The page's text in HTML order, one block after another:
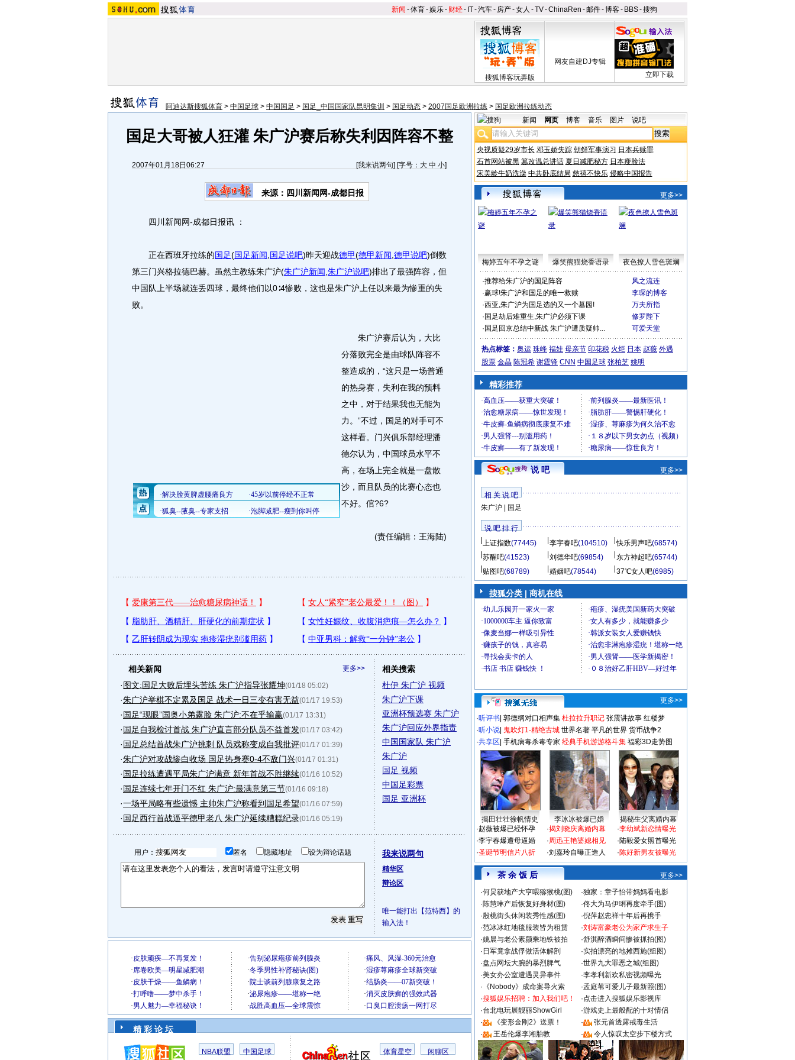
新闻 -体育-娱乐- 财经- IT-汽车- 房产-女人 -TV-ChinaRen -邮件-博客- BBS-搜狗
搜狐博客玩弄版
网友自建DJ专辑
立即下载
阿迪达斯搜狐体育 > 中国足球 > 中国国足 > 国足_中国国家队昆明集训 > 国足动态 > 2007国足欧洲拉练 > 国足欧洲拉练动态
国足大哥被人狂灌 朱广沪赛后称失利因阵容不整
2007年01月18日06:27 [我来说两句] [字号： 大 中 小]
来源：四川新闻网-成都日报
四川新闻网-成都日报讯 ：
正在西班牙拉练的国足(国足新闻 国足说吧)昨天迎战德甲(德甲新闻 德甲说吧)倒数
第三门兴格拉德巴赫。虽然主教练朱广沪(朱广沪新闻 朱广沪说吧)排出了最强阵容，但
中国队上半场就连丢四球，最终他们以0∶4惨败，这也是朱广沪上任以来最为惨重的失
败。
朱广沪赛后认为，大比
分落败完全是由球队阵容不
整造成的，“这只是一场普通
的热身赛，失利在我的预料
之中，对于结果我也无能为
力。”不过，国足的对手可不
这样看。门兴俱乐部经理潘
德尔认为，中国球员水平不
高，在场上完全就是一盘散
沙，而且队员的比赛心态也
不好。倌?6?
(责任编辑：王海陆)
更多>>
相关新闻
·图文:国足大败后埋头苦练 朱广沪指导张耀坤(01/18 05:02)
·朱广沪举棋不定累及国足 战术一日三变有害无益(01/17 19:53)
·国足“现眼”国奥小弟露脸 朱广沪:不在乎输赢(01/17 13:31)
·国足自我检讨首战 朱广沪直言部分队员不益首发(01/17 03:42)
·国足总结首战朱广沪挑刺 队员戏称变成自我批评(01/17 01:39)
·朱广沪对攻战惨白收场 国足热身赛0-4不敌门兴(01/17 01:31)
·国足拉练遭遇平局朱广沪满意 新年首战不胜继续(01/16 10:52)
·国足连续七年开门不红 朱广沪:最满意第三节(01/16 09:18)
·一场平局略有些遗憾 主帅朱广沪称看到国足希望(01/16 07:59)
·国足西行首战逼平德甲老八 朱广沪延续糟糕纪录(01/16 05:19)
相关搜索
杜伊 朱广沪 视频
朱广沪下课
亚洲杯预选赛 朱广沪
朱广沪回应外界指责
中国国家队 朱广沪
朱广沪
国足 视频
中国足彩票
国足 亚洲杯
用户： 匿名 隐藏地址 设为辩论话题 我来说两句
精华区
辩论区
唯一能打出【范特西】的
输入法！
精 彩 论 坛
NBA联盟 中国足球 体育星空 闲聊区
新闻 网页 博客 音乐 图片 说吧
央视质疑29岁市长 邓玉娇失踪 朝鲜军事演习 日本兵赎罪
石首网站被黑 篡改温总讲话 夏日减肥秘方 日本瘦脸法
宋美龄牛奶洗澡 中共卧底结局 慈禧不快乐 侵略中国报告
更多>>
梅婷五年不孕之谜 爆笑熊猫烧香语录 夜色撩人雪色斑斓
·推荐给朱广沪的国足阵容
风之流连
·赢球!朱广沪和国足的唯一救赎
李琛的博客
·西亚,朱广沪为国足选的又一个墓园!
万夫所指
· 国足劫后难重生,朱广沪必须下课
修罗陛下
· 国足回京总结中新战 朱广沪遭质疑帅... 可爱天堂
热点标签： 奥运 珠峰 福娃 母亲节 印花税 火炬 日本 赵薇 外遇
股票 金晶 陈冠希 谢霆锋 CNN 中国足球 张柏芝 姚明
精彩推荐
说 吧 更多>>
相 关 说 吧
朱广沪| 国足
说 吧 排 行
上证指数(77445) 李宇春吧(104510) 快乐男声吧(68574)
苏醒吧(41523) 刘德华吧(69854) 东方神起吧(65744)
贴图吧(68789) 婚姻吧(78544) 37℃女人吧(6985)
搜狐分类 | 商机在线
更多>>
·听评书 郭德纲对口相声集 杜拉拉升职记 张震讲故事 红楼梦
·听小说 鬼吹灯1-精绝古城 世界名著 平凡的世界 货币战争2
·共享区 手机病毒杀毒专家 经典手机游游格斗集 福彩3D走势图
揭田壮壮徐帆情史 李冰冰被爆已婚
揭秘生父离婚内幕
·赵薇被爆已经怀孕
·李宇春爆遭母逼婚
·圣诞节明信片八折
·揭刘晓庆离婚内幕
·周迅王艳婆媳相见
·刘嘉玲自曝正造人
·李幼斌新恋情曝光
·陆毅爱女照首曝光
·陈好新男友被曝光
茶 余 饭 后
更多>>
·何炅获地产大亨喂猕猴桃(图) ·独家：章子怡带妈妈看电影
·陈慧琳产后恢复好身材(图) ·佟大为马伊琍再度牵手(图)
·殷桃街头休闲装秀性感(图) ·倪萍赵忠祥十年后再携手
·范冰冰红地毯服装皆为租赁 ·刘涛富豪老公为家产求生子
·姚晨与老公素颜乘地铁被拍 ·舒淇醉酒瞬间惨被抓拍(图)
· 日军竟拿战俘做活体解剖 ·实拍漂亮的地摊西施(组图)
·盘点网坛大腕的暴烈脾气 ·世界九大罪恶之城(组图)
·美女办公室遭遇灵异事件 ·李孝利新欢私密视频曝光
· 《Nobody》成命案导火索 ·孟庭苇可爱儿子最新照(图)
·搜狐娱乐招聘：加入我们吧！ ·点击进入搜狐娱乐影视库
·台北电玩展靓丽ShowGirl ·游戏史上最般配的十对情侣
·
《变形金刚2》送票！ ·
张元首透露戒毒生活
·
王岳伦爆李湘胎教 · 令人惊叹太空步下楼方式